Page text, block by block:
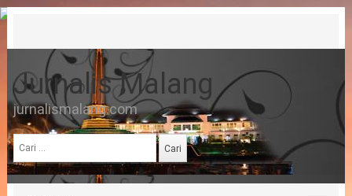
Jurnalis Malang
jurnalismalang.com
Cari
untuk: